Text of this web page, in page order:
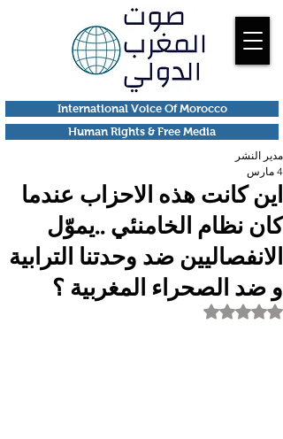
Human Rights & Free Media
International Voice Of Morocco
اين كانت هذه الاحزاب عندما
كان نظام الخامنئي ..يموّل
الانفصاليين ضد وحدتنا الترابية
و ضد الصحراء المغربية ؟
مدير النشر
4 مارس
تم التقييم بـ ليس رقمًا من أصل 5 نجوم.